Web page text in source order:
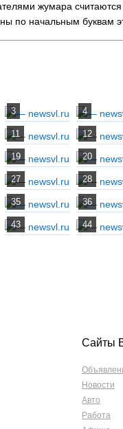
жумара
по начальным буквам
Сайты
Новости
Авто
Работа